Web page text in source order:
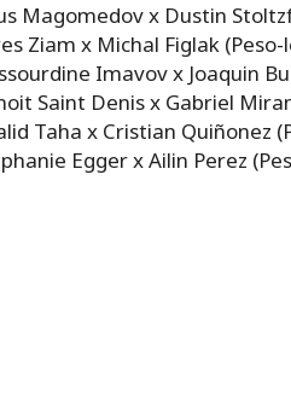
Magomedov x Dustin
Ziam x Michal Figlak
Imavov x Joaquin
Saint Denis x Gabriel
Taha x Cristian Quiñonez
Egger x Ailin Perez